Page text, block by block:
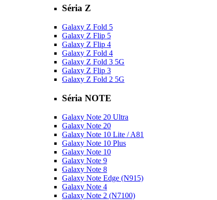
Séria Z
Galaxy Z Fold 5
Galaxy Z Flip 5
Galaxy Z Flip 4
Galaxy Z Fold 4
Galaxy Z Fold 3 5G
Galaxy Z Flip 3
Galaxy Z Fold 2 5G
Séria NOTE
Galaxy Note 20 Ultra
Galaxy Note 20
Galaxy Note 10 Lite / A81
Galaxy Note 10 Plus
Galaxy Note 10
Galaxy Note 9
Galaxy Note 8
Galaxy Note Edge (N915)
Galaxy Note 4
Galaxy Note 2 (N7100)